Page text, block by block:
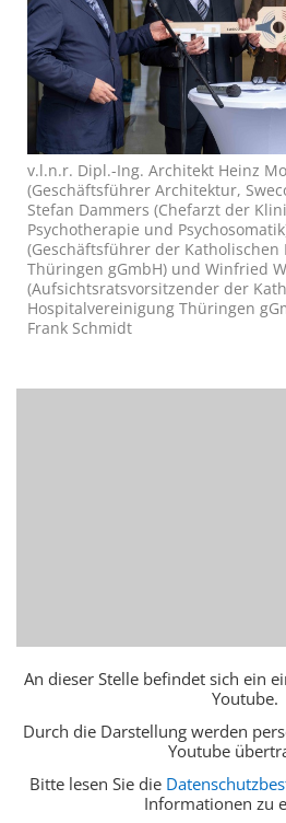
v.l.n.r. Dipl.-Ing. Architekt Heinz
(Geschäftsführer Architektur,
Stefan Dammers (Chefarzt der
Psychotherapie und
(Geschäftsführer der
Thüringen gGmbH) und Winfried
(Aufsichtsratsvorsitzender der
Hospitalvereinigung Thüringen
Frank Schmidt
An dieser Stelle befindet sich ein
Youtube.
Durch die Darstellung werden
Youtube
Bitte lesen Sie die
Informationen zu